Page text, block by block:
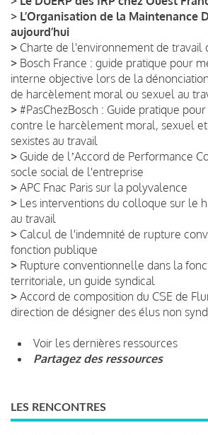
> L’Organisation de la Maintenance
aujourd’hui
> Charte de l'environnement de travail
> Bosch France : guide pratique pour
interne objective lors de la
de harcèlement moral ou sexuel au
> #PasChezBosch : Guide pratique
contre le harcèlement moral, sexuel
sexistes au travail
> Guide de lʼAccord de Performance
socle social de l'entreprise
> APC Fnac Paris sur la polyvalence
> Les interventions du colloque sur le
au travail
> Calcul de l'indemnité de rupture
fonction publique
> Rupture conventionnelle dans la
territoriale, un guide syndical
> Accord de composition du CSE de
direction de désigner des élus non
Voir les dernières ressources
Partagez des ressources
LES RENCONTRES